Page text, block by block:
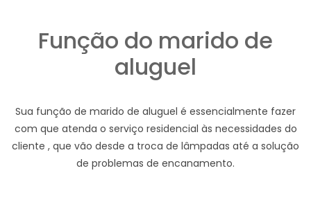
Função do marido de
aluguel
Sua função de marido de aluguel é essencialmente fazer
com que atenda o serviço residencial às necessidades do
cliente , que vão desde a troca de lâmpadas até a solução
de problemas de encanamento.